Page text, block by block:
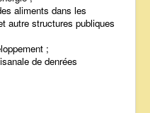
aliments dans les
autre structures publiques
;
de denrées